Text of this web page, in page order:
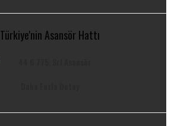
Türkiye'nin Asansör Hattı